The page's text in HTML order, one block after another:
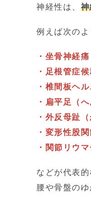
神経性は、
例えば次のよ
・坐骨神経痛
・足根管症候
・椎間板ヘ
・扁平足（
・外反母趾
・変形性股
・関節リウマ
などが代表的
腰や骨盤の